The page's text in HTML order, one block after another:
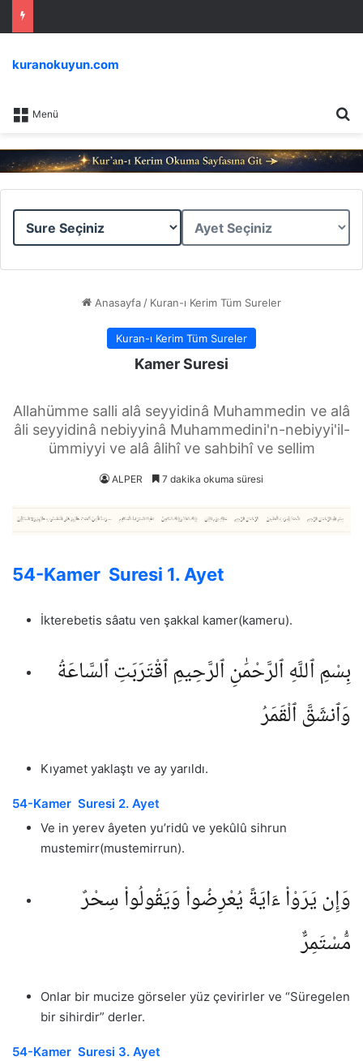
Menü
kuranokuyun.com
Sure
Ayet
Anasayfa / Kuran-ı Kerim Tüm Sureler
Kuran-ı Kerim Tüm Sureler
Kamer Suresi
Allahümme salli alâ seyyidinâ Muhammedin ve alâ
âli seyyidinâ nebiyyinâ Muhammedini'n-nebiyyi'il-
ümmiyyi ve alâ âlihî ve sahbihî ve sellim
ALPER 7 dakika okuma süresi
54-Kamer Suresi 1. Ayet
İkterebetis sâatu ven şakkal kamer(kameru).
بِسْمِ ٱللَّهِ ٱلرَّحْمَٰنِ ٱلرَّحِيمِ ٱقْتَرَبَتِ ٱلسَّاعَةُ
وَٱنشَقَّ ٱلْقَمَرُ
Kıyamet yaklaştı ve ay yarıldı.
54-Kamer Suresi 2. Ayet
Ve in yerev âyeten yu’ridû ve yekûlû sihrun
mustemirr(mustemirrun).
وَإِن يَرَوْا۟ ءَايَةً يُعْرِضُوا۟ وَيَقُولُوا۟ سِحْرٌ
مُّسْتَمِرٌّ
Onlar bir mucize görseler yüz çevirirler ve “Süregelen
bir sihirdir” derler.
54-Kamer Suresi 3. Ayet